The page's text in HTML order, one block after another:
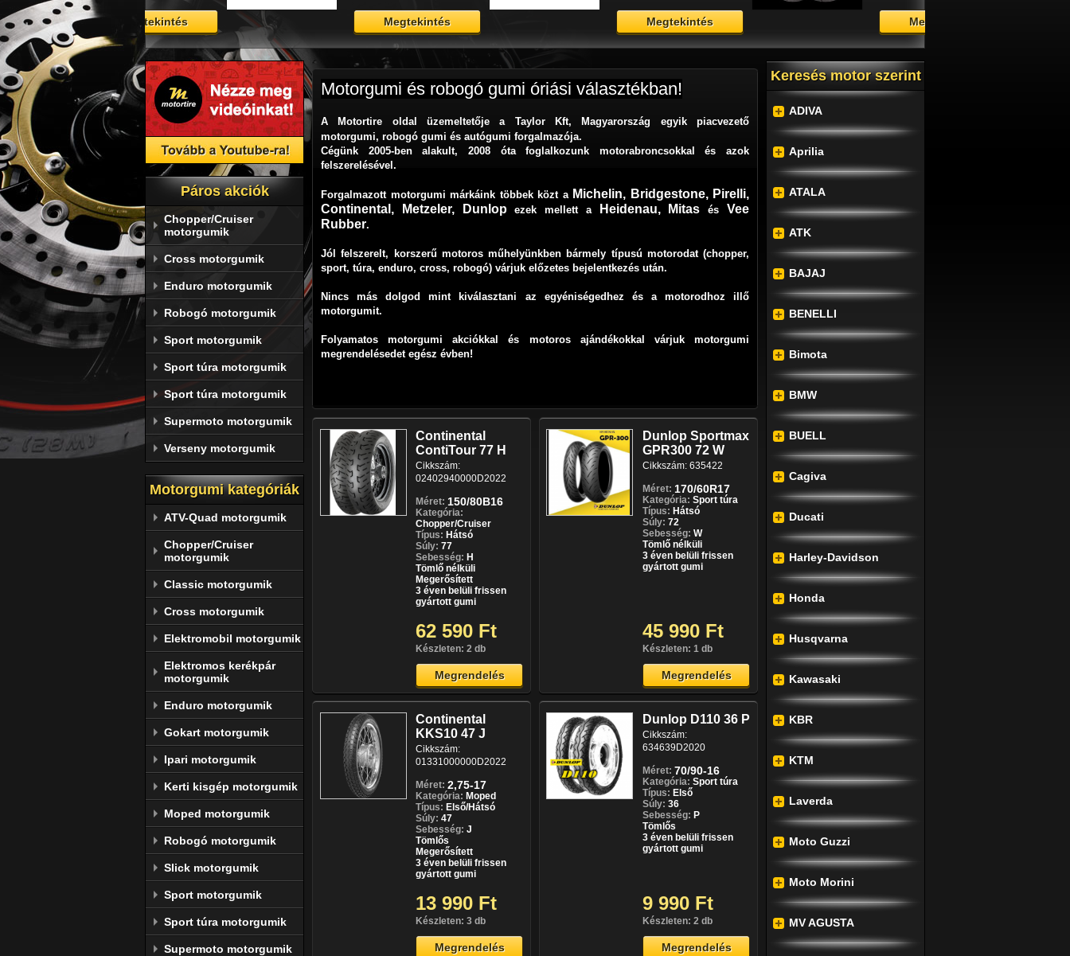
Megtekintés Megtekintés Megtekintés Megtekintés
Motorgumi és robogó gumi óriási választékban!
A Motortire oldal üzemeltetője
a Taylor Kft, Magyarország egyik piacvezető
motorgumi, robogó gumi és autógumi forgalmazója.
Cégünk 2005-ben alakult, 2008 óta foglalkozunk motorabroncsokkal és azok
felszerelésével.
Forgalmazott motorgumi márkáink többek közt a Michelin, Bridgestone, Pirelli,
Continental , Metzeler, Dunlop ezek mellett a Heidenau, Mitas és Vee
Rubber.
Jól felszerelt, korszerű motoros műhelyünkben bármely típusú motorodat (chopper,
sport, túra, enduro, cross, robogó) várjuk előzetes bejelentkezés után.
Nincs más dolgod mint kiválasztani az egyéniségedhez és a motorodhoz illő
motorgumit.
Folyamatos motorgumi akciókkal és motoros ajándékokkal
várjuk motorgumi
megrendelésedet egész évben!
Continental
ContiTour 77 H
Cikkszám:
02402940000D2022
Méret: 150/80B16
Kategória:
Chopper/Cruiser
Típus: Hátsó
Súly: 77
Sebesség: H
Tömlő nélküli
Megerősített
3 éven belüli frissen
gyártott gumi
Dunlop Sportmax
GPR300 72 W
Cikkszám: 635422
Méret: 170/60R17
Kategória: Sport túra
Típus: Hátsó
Súly: 72
Sebesség: W
Tömlő nélküli
3 éven belüli frissen
gyártott gumi
62 590 Ft
Készleten: 2 db
Megrendelés
45 990 Ft
Készleten: 1 db
Megrendelés
Continental
KKS10 47 J
Cikkszám:
01331000000D2022
Méret: 2,75-17
Kategória: Moped
Típus: Első/Hátsó
Súly: 47
Sebesség: J
Tömlős
Megerősített
3 éven belüli frissen
gyártott gumi
Dunlop D110 36 P
Cikkszám:
634639D2020
Méret: 70/90-16
Kategória: Sport túra
Típus: Első
Súly: 36
Sebesség: P
Tömlős
3 éven belüli frissen
gyártott gumi
13 990 Ft
Készleten: 3 db
Megrendelés
9 990 Ft
Készleten: 2 db
Megrendelés
Páros akciók
Chopper/Cruiser
motorgumik
Cross motorgumik
Enduro motorgumik
Robogó motorgumik
Sport motorgumik
Sport túra motorgumik
Sport túra motorgumik
Supermoto motorgumik
Verseny motorgumik
Motorgumi kategóriák
ATV-Quad motorgumik
Chopper/Cruiser
motorgumik
Classic motorgumik
Cross motorgumik
Elektromobil motorgumik
Elektromos kerékpár
motorgumik
Enduro motorgumik
Gokart motorgumik
Ipari motorgumik
Kerti kisgép motorgumik
Moped motorgumik
Robogó motorgumik
Slick motorgumik
Sport motorgumik
Sport túra motorgumik
Supermoto motorgumik
Keresés motor szerint
ADIVA
Aprilia
ATALA
ATK
BAJAJ
BENELLI
Bimota
BMW
BUELL
Cagiva
Ducati
Harley-Davidson
Honda
Husqvarna
Kawasaki
KBR
KTM
Laverda
Moto Guzzi
Moto Morini
MV AGUSTA